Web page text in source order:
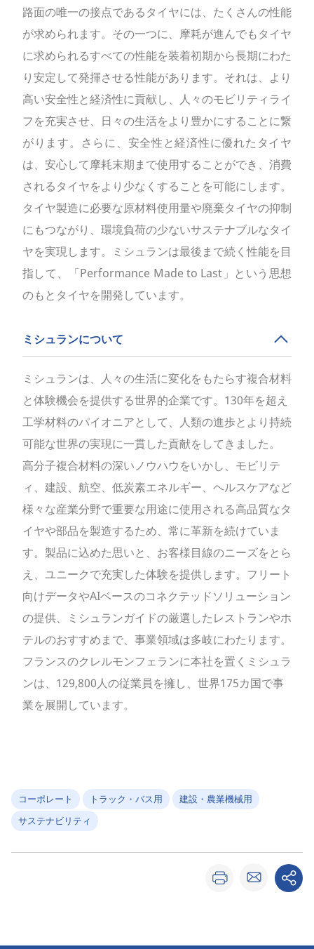
路面の唯一の接点であるタイヤには、たくさんの性能
が求められます。その一つに、摩耗が進んでもタイヤ
に求められるすべての性能を装着初期から長期にわた
り安定して発揮させる性能があります。それは、より
高い安全性と経済性に貢献し、人々のモビリティライ
フを充実させ、日々の生活をより豊かにすることに繋
がります。さらに、安全性と経済性に優れたタイヤ
は、安心して摩耗末期まで使用することができ、消費
されるタイヤをより少なくすることを可能にします。
タイヤ製造に必要な原材料使用量や廃棄タイヤの抑制
にもつながり、環境負荷の少ないサステナブルなタイ
ヤを実現します。ミシュランは最後まで続く性能を目
指して、「Performance Made to Last」という思想
のもとタイヤを開発しています。
ミシュランについて
ミシュランは、人々の生活に変化をもたらす複合材料
と体験機会を提供する世界的企業です。130年を超え
工学材料のパイオニアとして、人類の進歩とより持続
可能な世界の実現に一貫した貢献をしてきました。
高分子複合材料の深いノウハウをいかし、モビリテ
ィ、建設、航空、低炭素エネルギー、ヘルスケアなど
様々な産業分野で重要な用途に使用される高品質なタ
イヤや部品を製造するため、常に革新を続けていま
す。製品に込めた思いと、お客様目線のニーズをとら
え、ユニークで充実した体験を提供します。フリート
向けデータやAIベースのコネクテッドソリューション
の提供、ミシュランガイドの厳選したレストランやホ
テルのおすすめまで、事業領域は多岐にわたります。
フランスのクレルモンフェランに本社を置くミシュラ
ンは、129,800人の従業員を擁し、世界175カ国で事
業を展開しています。
コーポレート トラック・バス用
建設・農業機械用
サステナビリティ